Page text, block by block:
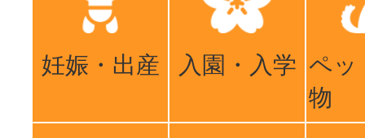
妊娠・出産 入園・入学 ペッ
物